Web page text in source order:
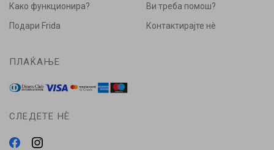
Како функционира?
Подари Frida
Ви треба помош?
Контактирајте нè
ПЛАЌАЊЕ
СЛЕДЕТЕ НÈ